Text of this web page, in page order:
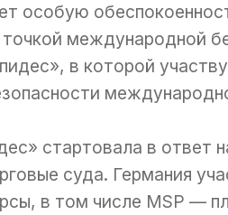
особую
точкой международной
в которой
стартовала в ответ
суда. Германия
в том числе MSP —